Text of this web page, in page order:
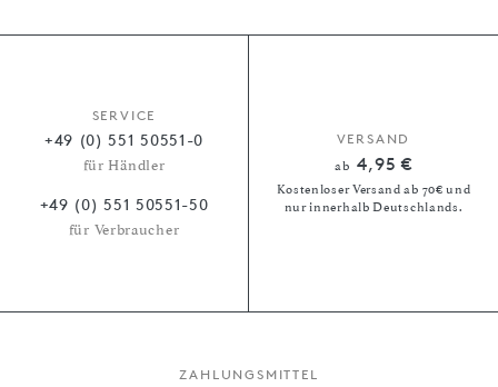
SERVICE
+49 (0) 551 50551-0
für Händler
+49 (0) 551 50551-50
für Verbraucher
VERSAND
ab 4,95 €
Kostenloser Versand ab 70€ und
nur innerhalb Deutschlands.
ZAHLUNGSMITTEL